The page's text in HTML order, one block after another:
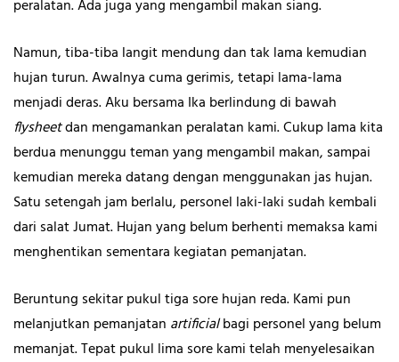
peralatan. Ada juga yang mengambil makan siang.
Namun, tiba-tiba langit mendung dan tak lama kemudian
hujan turun. Awalnya cuma gerimis, tetapi lama-lama
menjadi deras. Aku bersama Ika berlindung di bawah
flysheetdan mengamankan peralatan kami. Cukup lama kita
berdua menunggu teman yang mengambil makan, sampai
kemudian mereka datang dengan menggunakan jas hujan.
Satu setengah jam berlalu, personel laki-laki sudah kembali
dari salat Jumat. Hujan yang belum berhenti memaksa kami
menghentikan sementara kegiatan pemanjatan.
Beruntung sekitar pukul tiga sore hujan reda. Kami pun
melanjutkan pemanjatan artificialbagi personel yang belum
memanjat. Tepat pukul lima sore kami telah menyelesaikan